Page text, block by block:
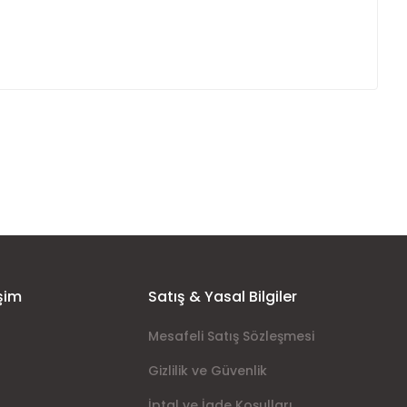
Satış & Yasal Bilgiler
Mesafeli Satış Sözleşmesi
Gizlilik ve Güvenlik